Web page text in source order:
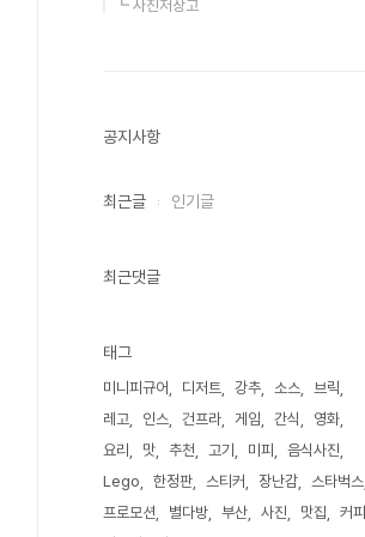
┗ 사진저장고
공지사항
최근글 인기글
최근댓글
태그
미니피규어 디저트 강추 소스
브릭
레고
인스 건프라 게임 간식
영화
요리
맛 추천 고기 미피
음식사진
Lego
한정판 스티커 장난감
스타벅스
프로모션
별다방 부산 사진 맛집
커피